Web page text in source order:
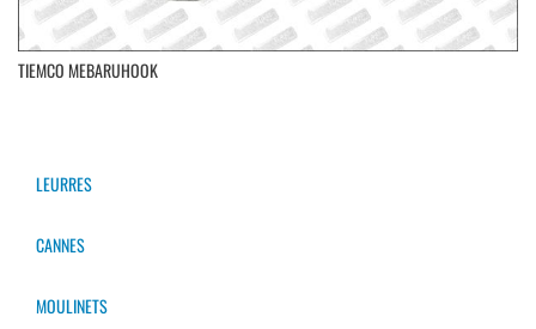
TIEMCO MEBARUHOOK
LEURRES
CANNES
MOULINETS